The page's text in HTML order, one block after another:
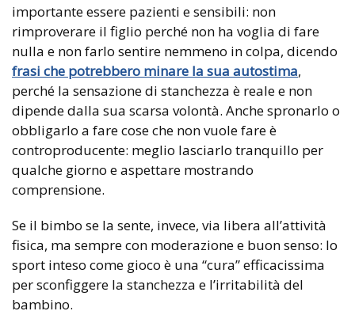
importante essere pazienti e sensibili: non
rimproverare il figlio perché non ha voglia di fare
nulla e non farlo sentire nemmeno in colpa, dicendo
frasi che potrebbero minare la sua autostima,
perché la sensazione di stanchezza è reale e non
dipende dalla sua scarsa volontà. Anche spronarlo o
obbligarlo a fare cose che non vuole fare è
controproducente: meglio lasciarlo tranquillo per
qualche giorno e aspettare mostrando
comprensione.
Se il bimbo se la sente, invece, via libera all’attività
fisica, ma sempre con moderazione e buon senso: lo
sport inteso come gioco è una “cura” efficacissima
per sconfiggere la stanchezza e l’irritabilità del
bambino.